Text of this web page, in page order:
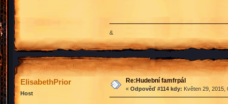
&
ElisabethPrior
Host
Re:Hudební famfrpál
« Odpověď #114 kdy: Květen 29, 2015,